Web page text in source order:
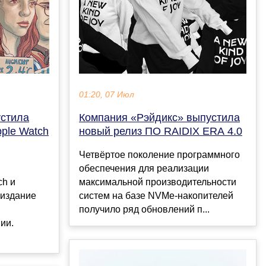
Watch
и
01:20, 07 Июл
Компания «Рэйдикс» выпустила
новый релиз ПО RAIDIX ERA 4.0
Четвёртое поколение программного
обеспечения для реализации
максимальной производительности
систем на базе NVMe-накопителей
получило ряд обновлений п...